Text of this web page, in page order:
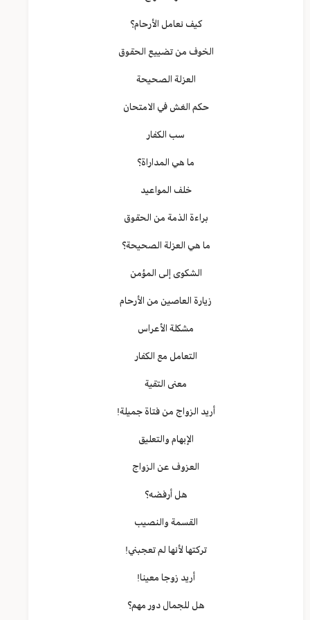
كيف نعامل الأرحام؟
الخوف من تضييع الحقوق
العزلة الصحيحة
حكم الغش في الامتحان
سب الكفار
ما هي المداراة؟
خلف المواعيد
براءة الذمة من الحقوق
ما هي العزلة الصحيحة؟
الشكوى إلى المؤمن
زيارة العاصين من الأرحام
مشكلة الأعراس
التعامل مع الكفار
معنى التقية
أريد الزواج من فتاة جميلة!
الإبهام والتعليق
العزوف عن الزواج
هل أرفضه؟
القسمة والنصيب
تركتها لأنها لم تعجبني!
أريد زوجا معينا!
هل للجمال دور مهم؟